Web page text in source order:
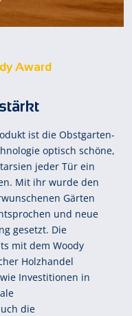
Award
ist die Obstgarten-
optisch schöne,
jeder Tür ein
Mit ihr wurde den
Gärten
und neue
gesetzt. Die
mit dem Woody
Holzhandel
Investitionen in
die